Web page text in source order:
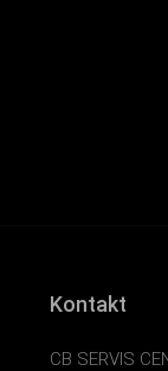
Kontakt
CB SERVIS